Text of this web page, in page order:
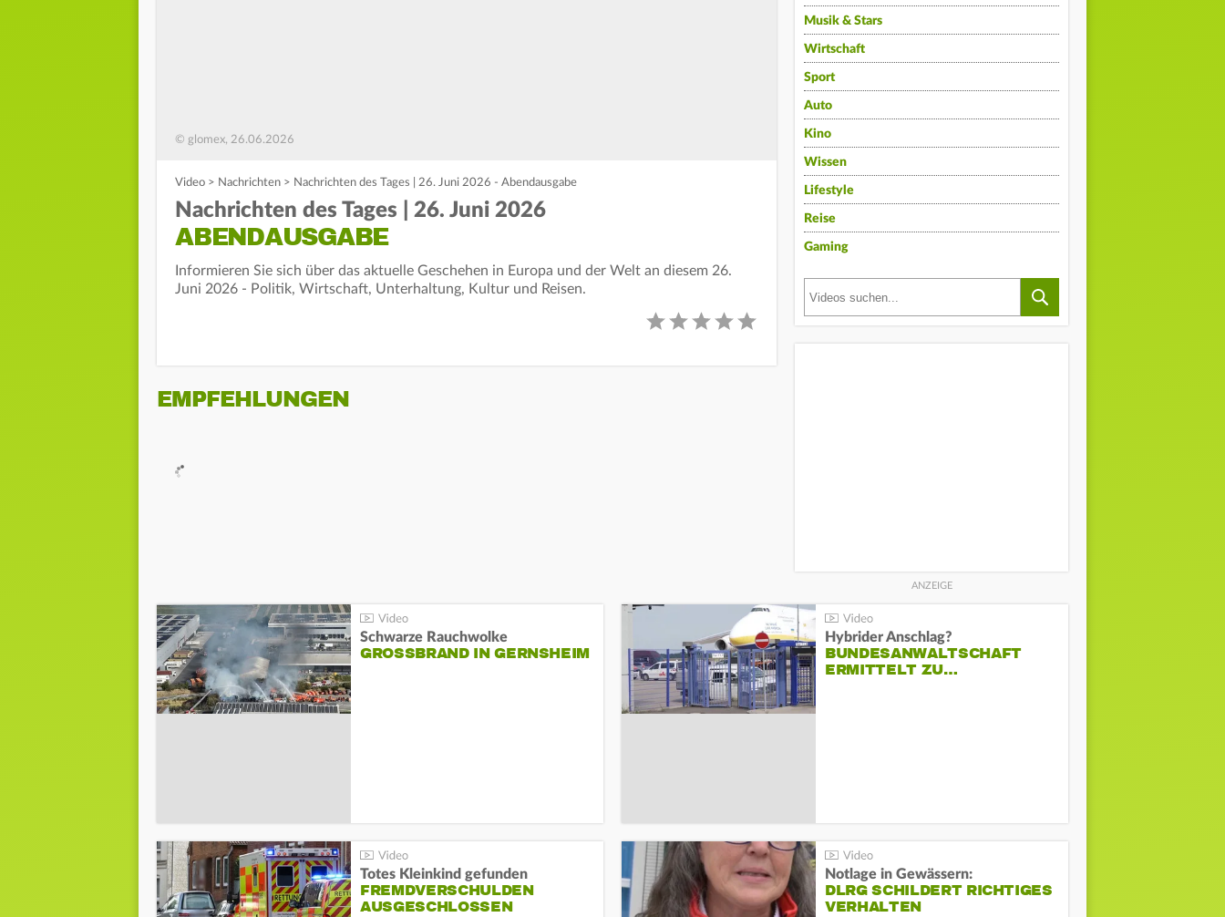
© glomex, 26.06.2026
Video > Nachrichten > Nachrichten des Tages | 26. Juni 2026 - Abendausgabe
Nachrichten des Tages | 26. Juni 2026
ABENDAUSGABE
Informieren Sie sich über das aktuelle Geschehen in Europa und der Welt an diesem 26.
Juni 2026 - Politik, Wirtschaft, Unterhaltung, Kultur und Reisen.
EMPFEHLUNGEN
Musik & Stars
Wirtschaft
Sport
Auto
Kino
Wissen
Lifestyle
Reise
Gaming
Schwarze Rauchwolke
GROSSBRAND IN GERNSHEIM
Hybrider Anschlag?
BUNDESANWALTSCHAFT
ERMITTELT ZU…
Totes Kleinkind gefunden
FREMDVERSCHULDEN
AUSGESCHLOSSEN
Notlage in Gewässern:
DLRG SCHILDERT RICHTIGES
VERHALTEN